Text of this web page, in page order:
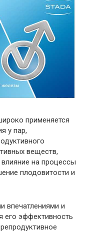
применяется
у пар,
веществ,
на процессы
плодовитости и
впечатлениями и
его эффективность